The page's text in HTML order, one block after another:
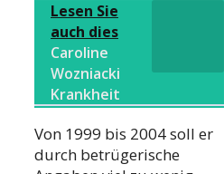
Lesen Sie
auch dies
Caroline
Wozniacki
Krankheit
Von 1999 bis 2004 soll er
durch betrügerische